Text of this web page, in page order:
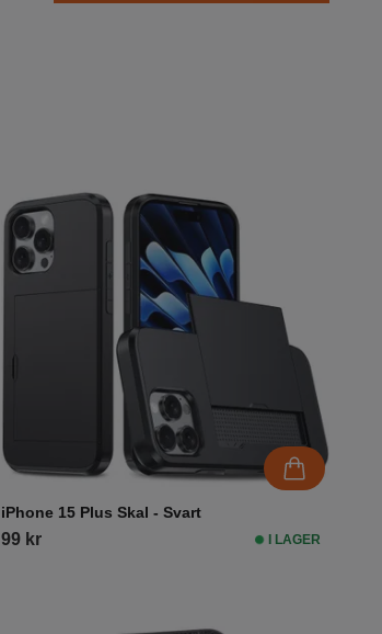
iPhone 15 Plus Skal - Svart
99 kr I LAGER